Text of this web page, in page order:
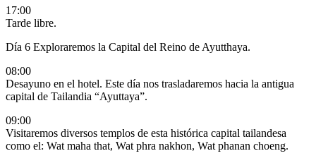
17:00
Tarde libre.
Día 6 Exploraremos la Capital del Reino de Ayutthaya.
08:00
Desayuno en el hotel. Este día nos trasladaremos hacia la antigua
capital de Tailandia “Ayuttaya”.
09:00
Visitaremos diversos templos de esta histórica capital tailandesa
como el: Wat maha that, Wat phra nakhon, Wat phanan choeng.